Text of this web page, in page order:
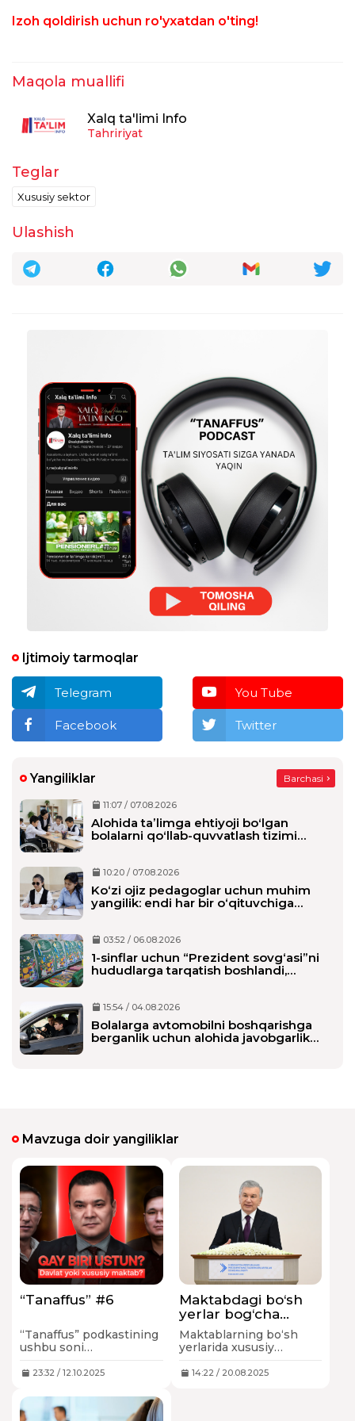
Izoh qoldirish uchun ro'yxatdan o'ting!
Maqola muallifi
Xalq ta'limi Info
Tahririyat
Teglar
Xususiy sektor
Ulashish
Ijtimoiy tarmoqlar
Telegram You Tube
Facebook Twitter
Yangiliklar Barchasi
11:07 / 07.08.2026
Alohida taʼlimga ehtiyoji boʻlgan
bolalarni qoʻllab-quvvatlash tizimi
10:20 / 07.08.2026
Ko‘zi ojiz pedagoglar uchun muhim
yangilik: endi har bir o‘qituvchiga
03:52 / 06.08.2026
1-sinflar uchun “Prezident sovg‘asi”ni
hududlarga tarqatish boshlandi,
15:54 / 04.08.2026
Bolalarga avtomobilni boshqarishga
berganlik uchun alohida javobgarlik
Mavzuga doir yangiliklar
“Tanaffus” #6
“Tanaffus” podkastining
ushbu soni
va davlat ta’lim
tahlili bo‘lib, suhbat
davomida xususiy
23:32 / 12.10.2025
Maktabdagi bo‘sh
yerlar bog‘cha
qurmoqchi bo'lgan
tadbirkorlarga 30
yilga bepul
foydalanishga
Maktablarning bo‘sh
yerlarida xususiy
bog‘cha qurishga ruxsat
14:22 / 20.08.2025